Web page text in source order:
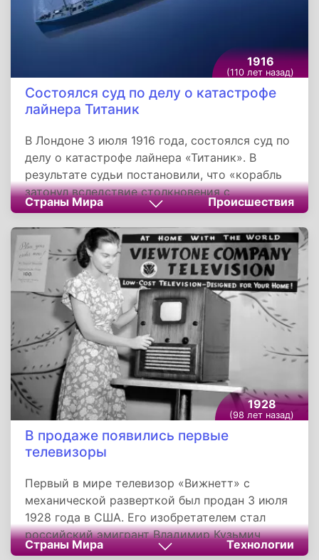
1916
(110 лет назад)
Состоялся суд по делу о катастрофе
лайнера Титаник
В Лондоне 3 июля 1916 года, состоялся суд по
делу о катастрофе лайнера «Титаник». В
результате судьи постановили, что «корабль
затонул вследствие столкновения с
айсбергом, вызванного чрезмерной
скоростью, с которой его вели». Более того,
капитан парохода «Калифорния» Стэнли
Лорда до конца жизни осуждали за
неоказание помощи утопающим. Только после
его смерти стало известно, что на «Титанике»
видели огни норвежского судна «Самсон»,
команда которого не оказала помощь из-за
того, что их корабль был переполнен
браконьерским уловом.
Страны Мира Происшествия
1928
(98 лет назад)
В продаже появились первые
телевизоры
Первый в мире телевизор «Вижнетт» с
механической разверткой был продан 3 июля
1928 года в США. Его изобретателем стал
российский эмигрант Владимир Кузьмич
Зворыкин. Выпуском приемников занималась
Страны Мира Технологии